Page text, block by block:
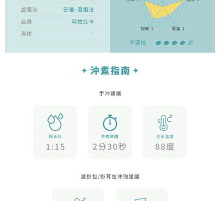
請求用戶進行身份認證。
５．嚴禁一人註冊多個帳號或使用他人資訊註冊。若發現惡意使用之情形，
恩沛科技股份有限公司將有權停止該用戶之使用額度並採取法律行動。